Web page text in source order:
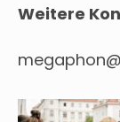
Weitere